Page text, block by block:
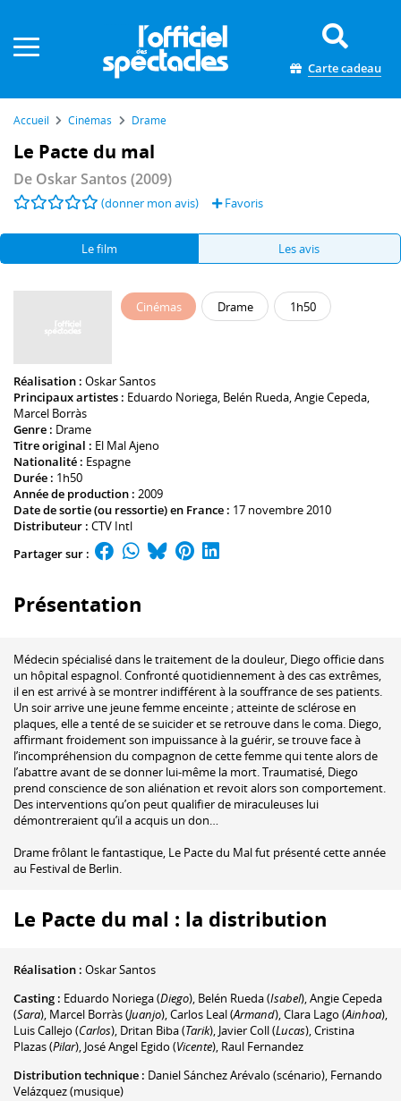
Carte cadeau
Accueil Cinémas Drame
Le Pacte du mal
De Oskar Santos (2009)
(donner mon avis) Favoris
Le film Les avis
Cinémas Drame 1h50
Réalisation : Oskar Santos
Principaux artistes : Eduardo Noriega, Belén Rueda,Angie Cepeda,
Marcel Borràs
Genre : Drame
Titre original : El Mal Ajeno
Nationalité : Espagne
Durée : 1h50
Année de production : 2009
Date de sortie (ou ressortie) en France : 17 novembre 2010
Distributeur : CTV Intl
Partager sur :
Présentation
Médecin spécialisé dans le traitement de la douleur, Diego officie dans
un hôpital espagnol. Confronté quotidiennement à des cas extrêmes,
il en est arrivé à se montrer indifférent à la souffrance de ses patients.
Un soir arrive une jeune femme enceinte ; atteinte de sclérose en
plaques, elle a tenté de se suicider et se retrouve dans le coma. Diego,
affirmant froidement son impuissance à la guérir, se trouve face à
l’incompréhension du compagnon de cette femme qui tente alors de
l’abattre avant de se donner lui-même la mort. Traumatisé, Diego
prend conscience de son aliénation et revoit alors son comportement.
Des interventions qu’on peut qualifier de miraculeuses lui
démontreraient qu’il a acquis un don…
Drame frôlant le fantastique, Le Pacte du Mal fut présenté cette année
au Festival de Berlin.
Le Pacte du mal : la distribution
Réalisation : Oskar Santos
Casting : Eduardo Noriega(Diego), Belén Rueda(Isabel),Angie Cepeda
(Sara), Marcel Borràs(Juanjo),Carlos Leal(Armand),Clara Lago (Ainhoa),
Luis Callejo (Carlos), Dritan Biba(Tarik), Javier Coll(Lucas),Cristina
Plazas(Pilar), José Angel Egido (Vicente), Raul Fernandez
Distribution technique : Daniel Sánchez Arévalo (scénario), Fernando
Velázquez(musique)